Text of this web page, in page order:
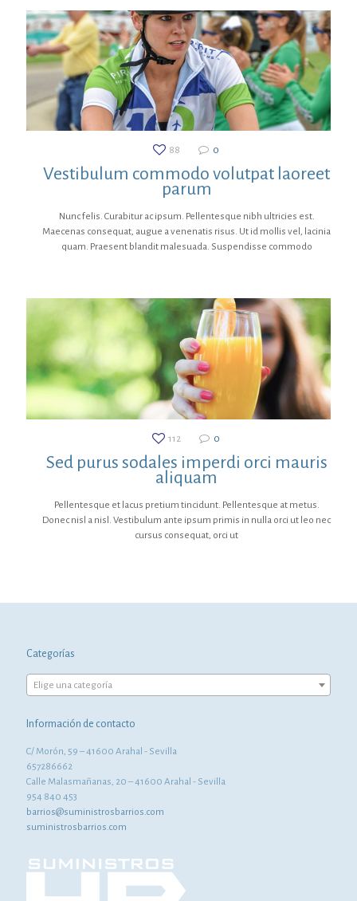
88 0
Vestibulum commodo volutpat laoreet
parum
Nunc felis. Curabitur ac ipsum. Pellentesque nibh ultricies est.
Maecenas consequat, augue a venenatis risus. Ut id mollis vel, lacinia
quam. Praesent blandit malesuada. Suspendisse commodo
112 0
Sed purus sodales imperdi orci mauris
aliquam
Pellentesque et lacus pretium tincidunt. Pellentesque at metus.
Donec nisl a nisl. Vestibulum ante ipsum primis in nulla orci ut leo nec
cursus consequat, orci ut
Categorías
Elige una categoría
Información de contacto
C/ Morón, 59 – 41600 Arahal - Sevilla
657286662
Calle Malasmañanas, 20 – 41600 Arahal - Sevilla
954 840 453
barrios@suministrosbarrios.com
suministrosbarrios.com